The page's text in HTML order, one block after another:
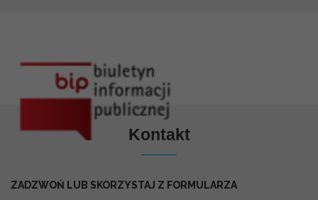
Kontakt
ZADZWOŃ LUB SKORZYSTAJ Z FORMULARZA